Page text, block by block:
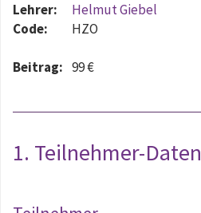
Lehrer:
Helmut Giebel
Code:
HZO
Beitrag: 99 €
1. Teilnehmer-Daten